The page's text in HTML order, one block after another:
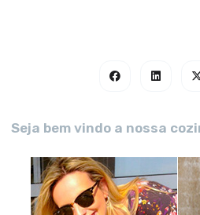
Seja bem vindo a nossa